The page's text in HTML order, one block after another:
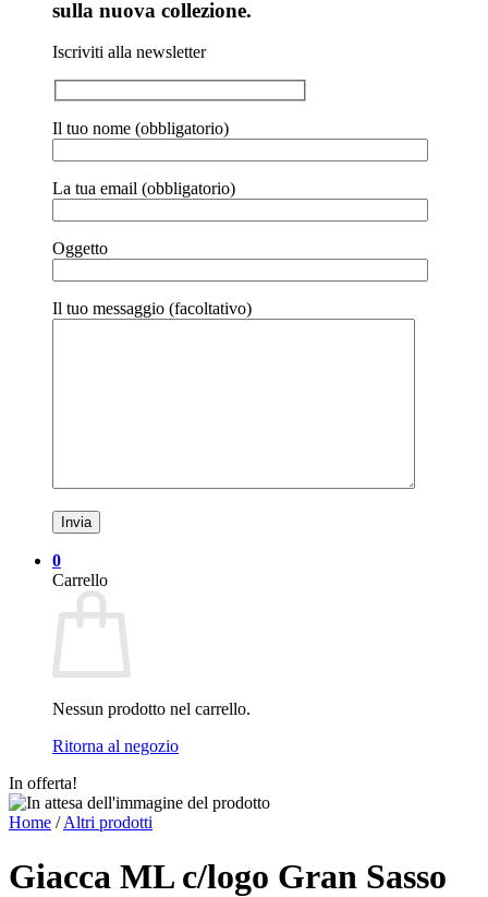
sulla nuova collezione.
Iscriviti alla newsletter
Il tuo nome (obbligatorio)
La tua email (obbligatorio)
Oggetto
Il tuo messaggio (facoltativo)
0
Carrello
Nessun prodotto nel carrello.
Ritorna al negozio
In offerta!
Home / Altri prodotti
Giacca ML c/logo Gran Sasso